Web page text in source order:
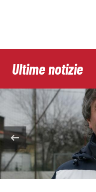
Ultime notizie